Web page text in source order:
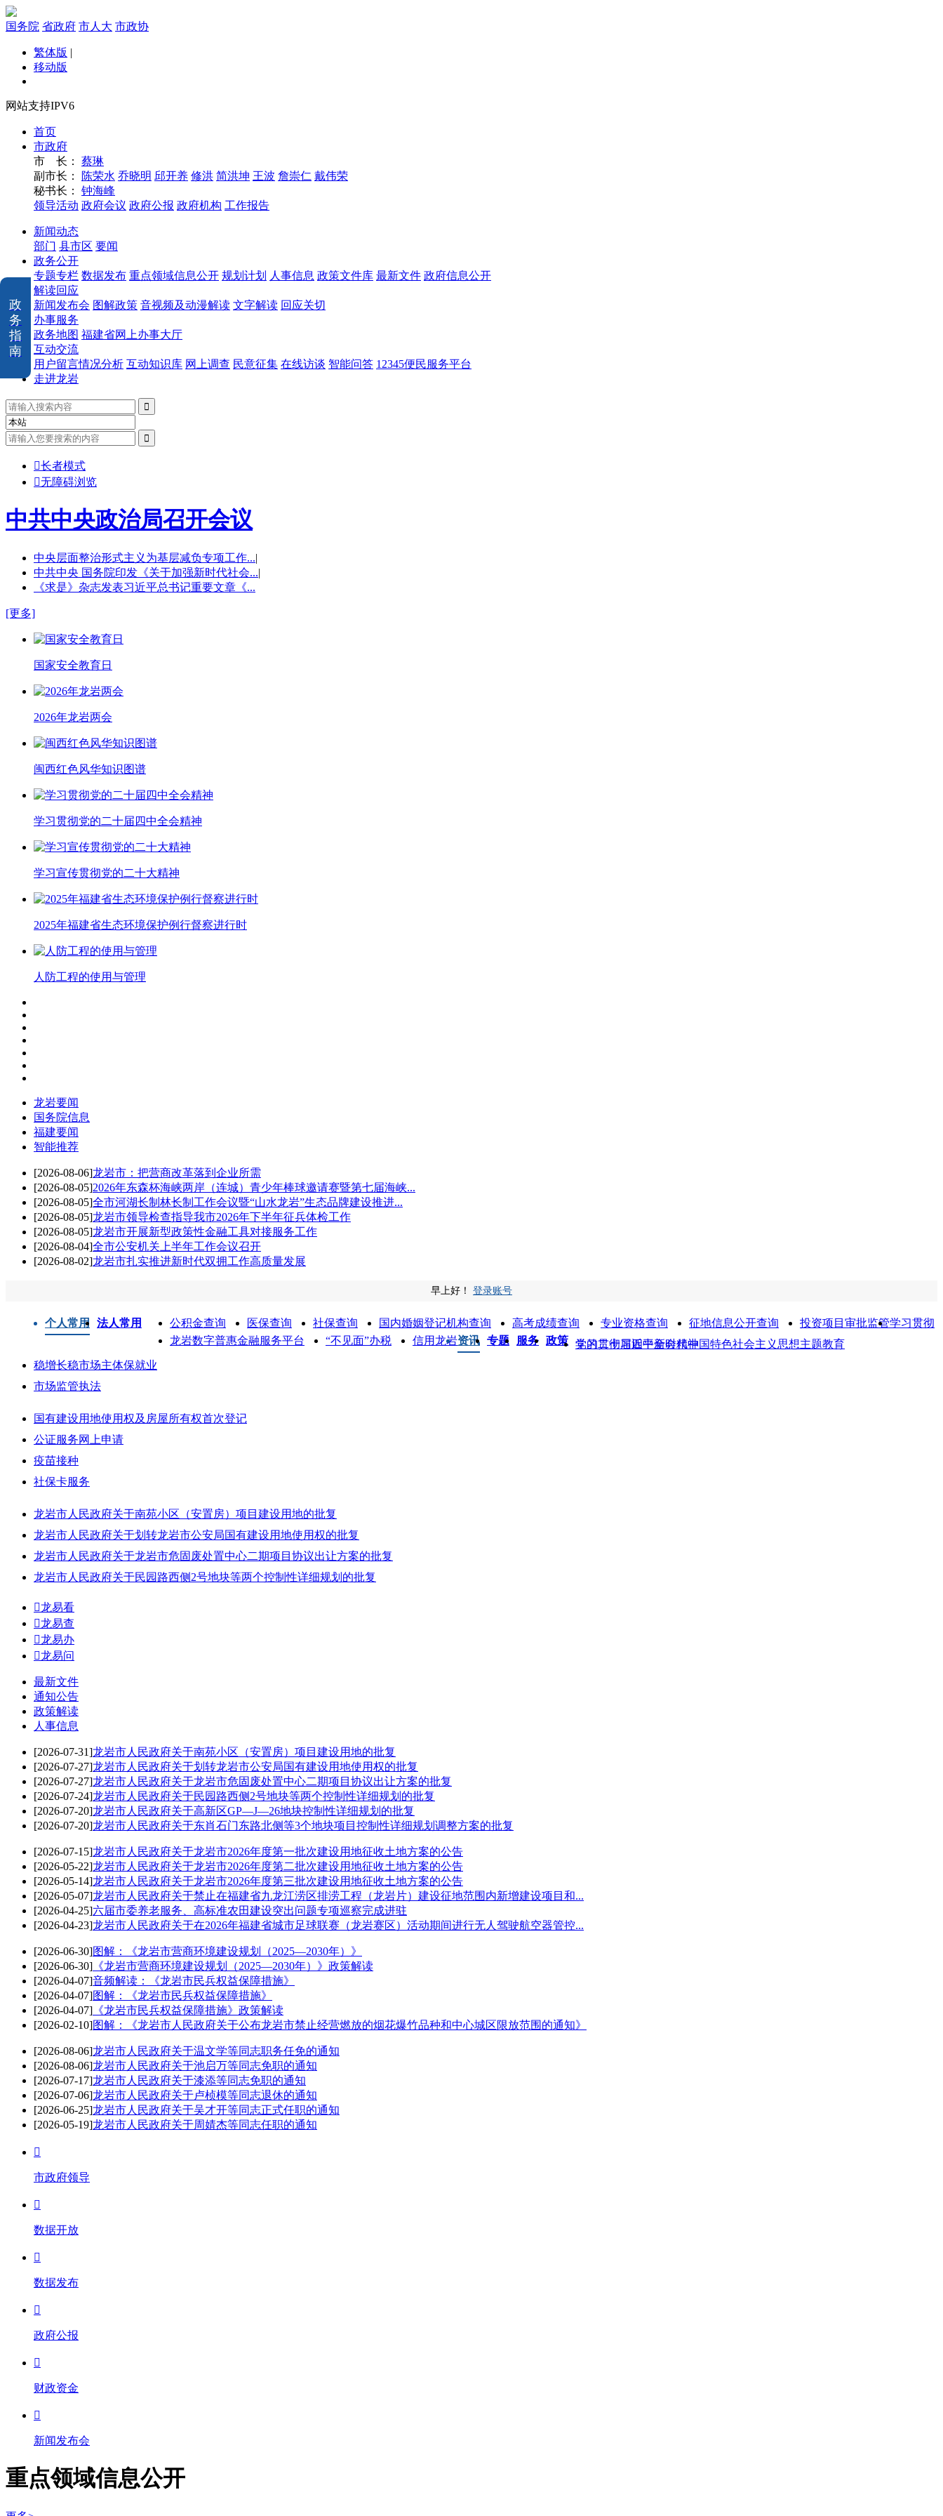
政
务
指
南
国务院 省政府 市人大 市政协
繁体版 |
移动版
网站支持IPV6
首页
市政府
市 长： 蔡琳
副市长：
陈荣水 乔晓明 邱开养 修洪 简洪坤 王波 詹崇仁 戴伟荣
秘书长：
钟海峰
领导活动 政府会议 政府公报 政府机构 工作报告
新闻动态
部门 县市区 要闻
政务公开
专题专栏 数据发布 重点领域信息公开 规划计划 人事信息 政策文件库 最新文件 政府信息公开
解读回应
新闻发布会 图解政策 音视频及动漫解读 文字解读 回应关切
办事服务
政务地图 福建省网上办事大厅
互动交流
用户留言情况分析 互动知识库 网上调查 民意征集 在线访谈 智能问答 12345便民服务平台
走进龙岩


长者模式
无障碍浏览
中共中央政治局召开会议
中央层面整治形式主义为基层减负专项工作...|
中共中央 国务院印发《关于加强新时代社会...|
《求是》杂志发表习近平总书记重要文章《...
[更多]
国家安全教育日
2026年龙岩两会
闽西红色风华知识图谱
学习贯彻党的二十届四中全会精神
学习宣传贯彻党的二十大精神
2025年福建省生态环境保护例行督察进行时
人防工程的使用与管理
龙岩要闻
国务院信息
福建要闻
智能推荐
[2026-08-06]龙岩市：把营商改革落到企业所需
[2026-08-05]2026年东森杯海峡两岸（连城）青少年棒球邀请赛暨第七届海峡...
[2026-08-05]全市河湖长制林长制工作会议暨“山水龙岩”生态品牌建设推进...
[2026-08-05]龙岩市领导检查指导我市2026年下半年征兵体检工作
[2026-08-05]龙岩市开展新型政策性金融工具对接服务工作
[2026-08-04]全市公安机关上半年工作会议召开
[2026-08-02]龙岩市扎实推进新时代双拥工作高质量发展
早上好！ 登录账号
个人常用 法人常用 公积金查询 医保查询 社保查询 国内婚姻登记机构查询 高考成绩查询 专业资格查询 征地信息公开查询
投资项目审批监管
龙岩数字普惠金融服务平台
“不见面”办税 信用龙岩资讯 专题 服务 政策
学习贯彻
党的二十届四中全会精神
学习贯彻习近平新时代中国特色社会主义思想主题教育
稳增长稳市场主体保就业
市场监管执法
国有建设用地使用权及房屋所有权首次登记
公证服务网上申请
疫苗接种
社保卡服务
龙岩市人民政府关于南苑小区（安置房）项目建设用地的批复
龙岩市人民政府关于划转龙岩市公安局国有建设用地使用权的批复
龙岩市人民政府关于龙岩市危固废处置中心二期项目协议出让方案的批复
龙岩市人民政府关于民园路西侧2号地块等两个控制性详细规划的批复
龙易看
龙易查
龙易办
龙易问
最新文件
通知公告
政策解读
人事信息
[2026-07-31]龙岩市人民政府关于南苑小区（安置房）项目建设用地的批复
[2026-07-27]龙岩市人民政府关于划转龙岩市公安局国有建设用地使用权的批复
[2026-07-27]龙岩市人民政府关于龙岩市危固废处置中心二期项目协议出让方案的批复
[2026-07-24]龙岩市人民政府关于民园路西侧2号地块等两个控制性详细规划的批复
[2026-07-20]龙岩市人民政府关于高新区GP—J—26地块控制性详细规划的批复
[2026-07-20]龙岩市人民政府关于东肖石门东路北侧等3个地块项目控制性详细规划调整方案的批复
[2026-07-15]龙岩市人民政府关于龙岩市2026年度第一批次建设用地征收土地方案的公告
[2026-05-22]龙岩市人民政府关于龙岩市2026年度第二批次建设用地征收土地方案的公告
[2026-05-14]龙岩市人民政府关于龙岩市2026年度第三批次建设用地征收土地方案的公告
[2026-05-07]龙岩市人民政府关于禁止在福建省九龙江涝区排涝工程（龙岩片）建设征地范围内新增建设项目和...
[2026-04-25]六届市委养老服务、高标准农田建设突出问题专项巡察完成进驻
[2026-04-23]龙岩市人民政府关于在2026年福建省城市足球联赛（龙岩赛区）活动期间进行无人驾驶航空器管控...
[2026-06-30]图解：《龙岩市营商环境建设规划（2025—2030年）》
[2026-06-30] 《龙岩市营商环境建设规划（2025—2030年）》政策解读
[2026-04-07]音频解读：《龙岩市民兵权益保障措施》
[2026-04-07]图解：《龙岩市民兵权益保障措施》
[2026-04-07] 《龙岩市民兵权益保障措施》政策解读
[2026-02-10]图解：《龙岩市人民政府关于公布龙岩市禁止经营燃放的烟花爆竹品种和中心城区限放范围的通知》
[2026-08-06]龙岩市人民政府关于温文学等同志职务任免的通知
[2026-08-06]龙岩市人民政府关于池启万等同志免职的通知
[2026-07-17]龙岩市人民政府关于漆添等同志免职的通知
[2026-07-06]龙岩市人民政府关于卢桢模等同志退休的通知
[2026-06-25]龙岩市人民政府关于吴才开等同志正式任职的通知
[2026-05-19]龙岩市人民政府关于周婧杰等同志任职的通知

市政府领导

数据开放

数据发布

政府公报

财政资金

新闻发布会
重点领域信息公开